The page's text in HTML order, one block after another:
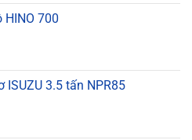
HINO 700
ISUZU 3.5 tấn NPR85